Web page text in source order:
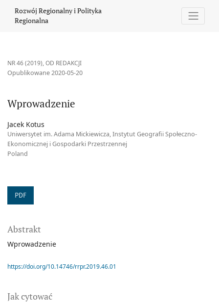
Rozwój Regionalny i Polityka
Regionalna
NR 46 (2019),OD REDAKCJI
Wprowadzenie
Opublikowane 2020-05-20
Jacek Kotus
Uniwersytet im. Adama Mickiewicza, Instytut Geografii Społeczno-
Ekonomicznej i Gospodarki Przestrzennej
Poland
PDF
Jak cytować
Abstrakt
Wprowadzenie
https://doi.org/10.14746/rrpr.2019.46.01